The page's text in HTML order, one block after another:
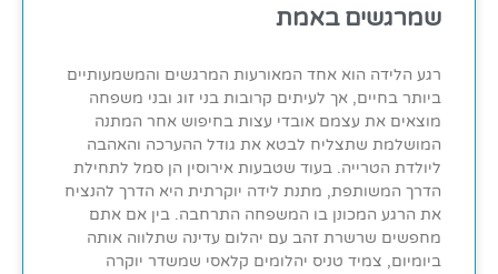
שמרגשים באמת
רגע הלידה הוא אחד המאורעות המרגשים והמשמעותיים
ביותר בחיים, אך לעיתים קרובות בני זוג ובני משפחה
מוצאים את עצמם אובדי עצות בחיפוש אחר המתנה
המושלמת שתצליח לבטא את גודל ההערכה והאהבה
ליולדת הטרייה. בעוד שטבעות אירוסין הן סמל לתחילת
הדרך המשותפת, מתנת לידה יוקרתית היא הדרך להנציח
את הרגע המכונן בו המשפחה התרחבה. בין אם אתם
מחפשים שרשרת זהב עם יהלום עדינה שתלווה אותה
ביומיום, צמיד טניס יהלומים קלאסי שמשדר יוקרה